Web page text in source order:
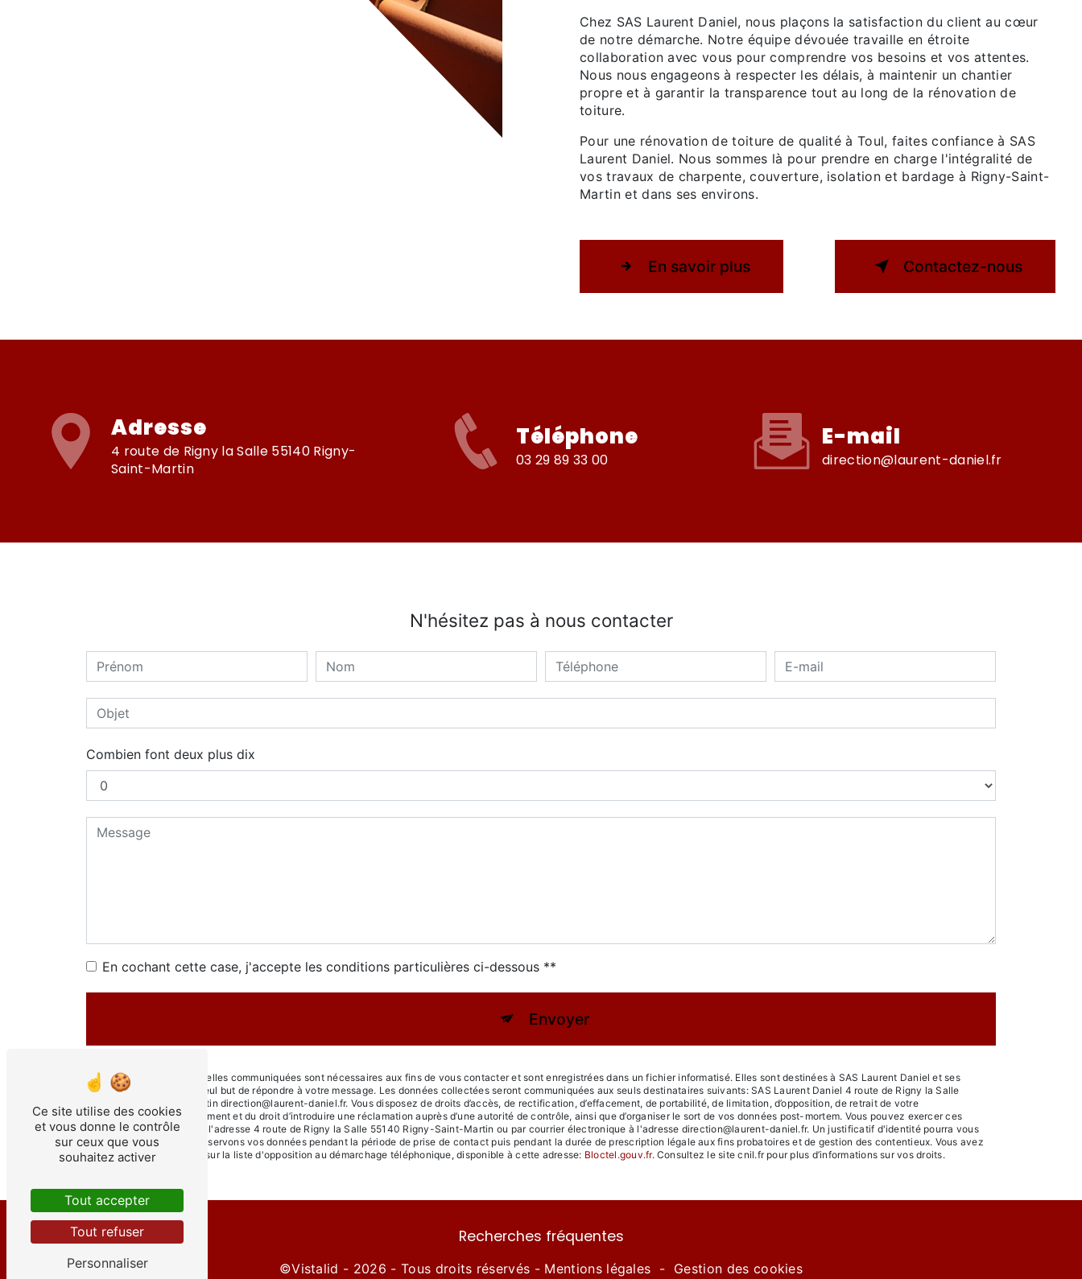
Chez SAS Laurent Daniel, nous plaçons la satisfaction du client au cœur
de notre démarche. Notre équipe dévouée travaille en étroite
collaboration avec vous pour comprendre vos besoins et vos attentes.
Nous nous engageons à respecter les délais, à maintenir un chantier
propre et à garantir la transparence tout au long de la rénovation de
toiture.
Pour une rénovation de toiture de qualité à Toul, faites confiance à SAS
Laurent Daniel. Nous sommes là pour prendre en charge l'intégralité de
vos travaux de charpente, couverture, isolation et bardage à Rigny-Saint-
Martin et dans ses environs.
En savoir plus Contactez-nous
Adresse
4 route de Rigny la Salle 55140 Rigny-
Saint-Martin
Téléphone
03 29 89 33 00
E-mail
direction@laurent-daniel.fr
N'hésitez pas à nous contacter
Combien font deux plus dix
En cochant cette case, j'accepte les conditions particulières ci-dessous **
Envoyer
** Les données personnelles communiquées sont nécessaires aux fins de vous contacter et sont enregistrées dans un fichier informatisé. Elles sont destinées à SAS Laurent Daniel et ses
sous-traitants dans le seul but de répondre à votre message. Les données collectées seront communiquées aux seuls destinataires suivants: SAS Laurent Daniel 4 route de Rigny la Salle
55140 Rigny-Saint-Martin direction@laurent-daniel.fr. Vous disposez de droits d’accès, de rectification, d’effacement, de portabilité, de limitation, d’opposition, de retrait de votre
consentement à tout moment et du droit d’introduire une réclamation auprès d’une autorité de contrôle, ainsi que d’organiser le sort de vos données post-mortem. Vous pouvez exercer ces
droits par voie postale à l'adresse 4 route de Rigny la Salle 55140 Rigny-Saint-Martin ou par courrier électronique à l'adresse direction@laurent-daniel.fr. Un justificatif d'identité pourra vous
être demandé. Nous conservons vos données pendant la période de prise de contact puis pendant la durée de prescription légale aux fins probatoires et de gestion des contentieux. Vous avez
le droit de vous inscrire sur la liste d'opposition au démarchage téléphonique, disponible à cette adresse: Bloctel.gouv.fr. Consultez le site cnil.fr pour plus d’informations sur vos droits.
Recherches fréquentes
©Vistalid - 2026 - Tous droits réservés - Mentions légales - Gestion des cookies
Ce site utilise des cookies
et vous donne le contrôle
sur ceux que vous
souhaitez activer
Tout accepter
Tout refuser
Personnaliser